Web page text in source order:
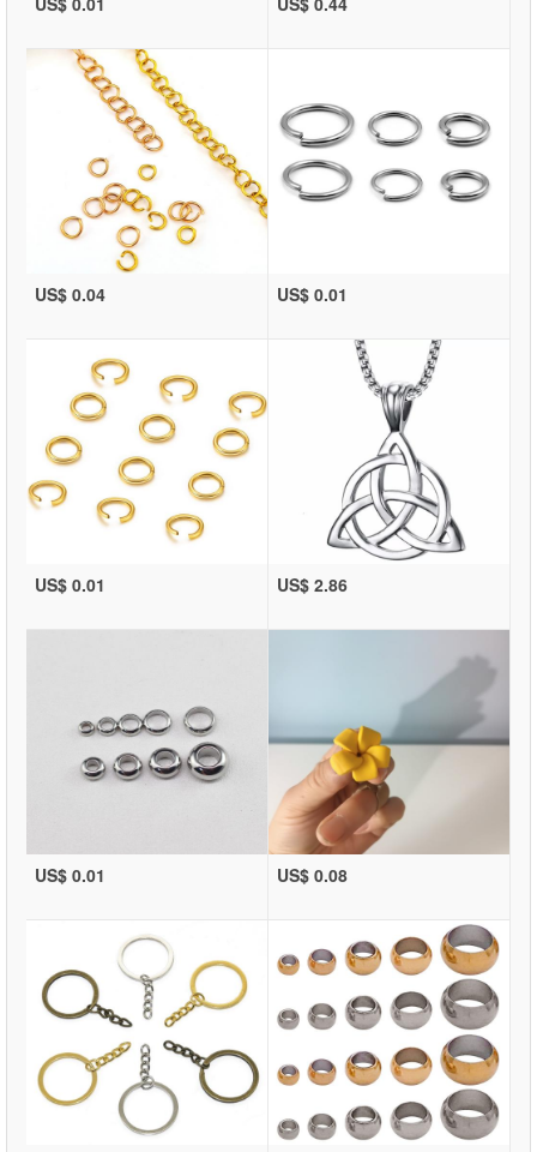
US$ 0.04 US$ 0.01
US$ 0.01 US$ 2.86
US$ 0.01 US$ 0.08